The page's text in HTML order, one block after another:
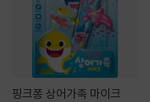
핑크퐁 상어가족 마이크